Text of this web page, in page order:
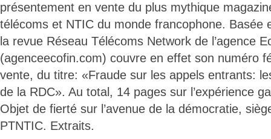
présentement en vente du plus mythique
télécoms et NTIC du monde francophone. Basée
la revue Réseau Télécoms Network de l’agence
(agenceecofin.com) couvre en effet son numéro
vente, du titre: «Fraude sur les appels entrants:
de la RDC». Au total, 14 pages sur l’expérience
Objet de fierté sur l’avenue de la démocratie,
PTNTIC. Extraits.